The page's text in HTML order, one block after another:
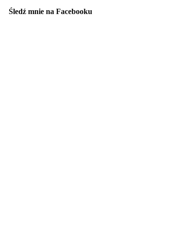
Śledź mnie na Facebooku